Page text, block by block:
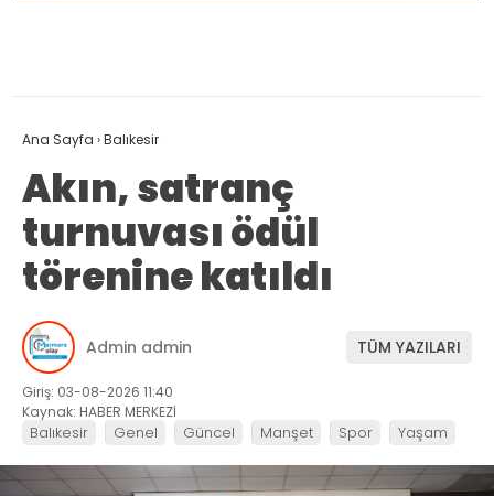
Ana Sayfa ›Balıkesir
Akın, satranç
turnuvası ödül
törenine katıldı
Admin admin TÜM YAZILARI
Giriş: 03-08-2026 11:40
Kaynak: HABER MERKEZİ
Balıkesir Genel Güncel Manşet Spor Yaşam